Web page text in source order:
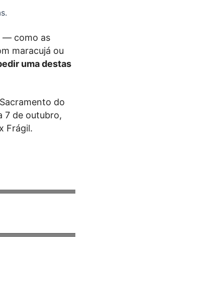
— como as
maracujá ou
uma destas
do
7 de outubro,
Frágil.